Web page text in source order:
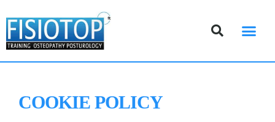
COOKIE POLICY